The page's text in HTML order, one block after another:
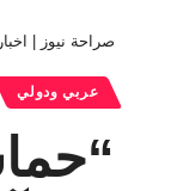
صراحة نيوز |
عربي ودولي